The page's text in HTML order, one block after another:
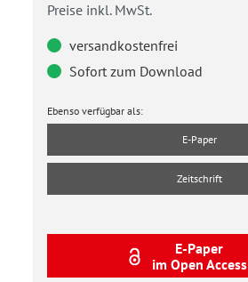
Preise inkl. MwSt.
versandkostenfrei
Sofort zum Download
Ebenso verfügbar als:
E-Paper
Zeitschrift
E-Paper
im Open Access